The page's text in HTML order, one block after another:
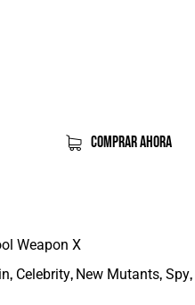
COMPRAR AHORA
Weapon X
, Celebrity, New Mutants, Spy,